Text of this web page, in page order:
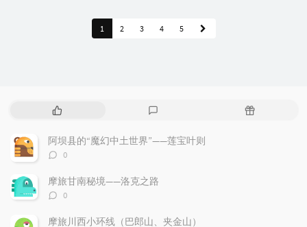
1 2 3 4 5
热
文
章
随
阿坝县的“魔幻中土世界”——莲宝叶则
评
数：
0
摩旅甘南秘境——洛克之路
评
数：
0
摩旅川西小环线（巴郎山、夹金山）